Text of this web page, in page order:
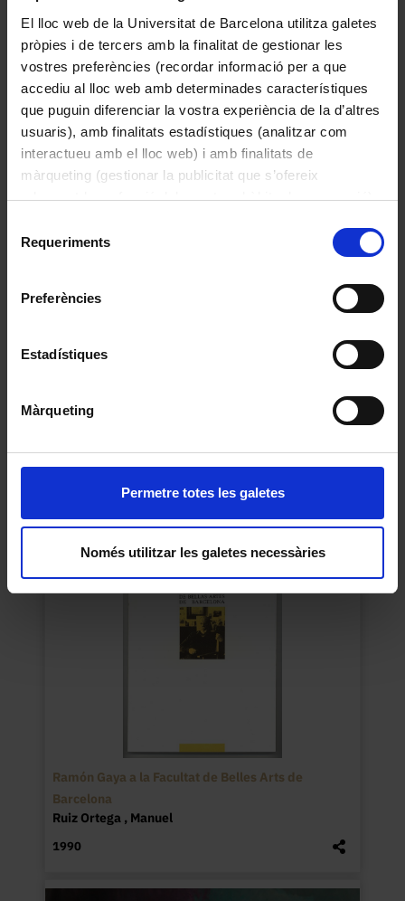
El lloc web de la Universitat de Barcelona utilitza galetes
pròpies i de tercers amb la finalitat de gestionar les
vostres preferències (recordar informació per a que
accediu al lloc web amb determinades característiques
que puguin diferenciar la vostra experiència de la d’altres
usuaris), amb finalitats estadístiques (analitzar com
interactueu amb el lloc web) i amb finalitats de
màrqueting (gestionar la publicitat que s’ofereix
adequant-la en funció dels vostres hàbits de navegació).
consultar laPolítica de galetes del lloc web de la
Requeriments
Preferències
Estadístiques
Màrqueting
Permetre totes les galetes
Només utilitzar les galetes necessàries
Sense títol
Mateo Puig, Eva
1989
Sense títol
Llorens, Eva
Ramón Gaya a la Facultat de Belles Arts de
Barcelona
Ruiz Ortega , Manuel
1990